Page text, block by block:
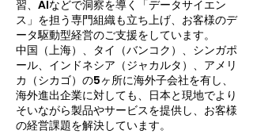
習、AIなどで洞察を導く「データサイエン
ス」を担う専門組織も立ち上げ、お客様のデ
ータ駆動型経営のご支援をしています。
中国（上海）、タイ（バンコク）、シンガポ
ール、インドネシア（ジャカルタ）、アメリ
カ（シカゴ）の5ヶ所に海外子会社を有し、
海外進出企業に対しても、日本と現地でより
そいながら製品やサービスを提供し、お客様
の経営課題を解決しています。